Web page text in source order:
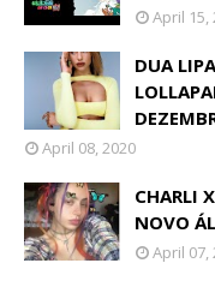
April 15,
DUA
April 08, 2020
CHARLI
NOVO
April 07,